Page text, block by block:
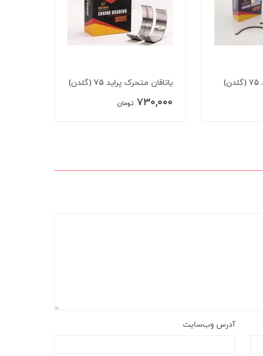
یاتاقان متحرک پراید 75 (گلدن)
730,000 تومان
آدرس وب‌سایت